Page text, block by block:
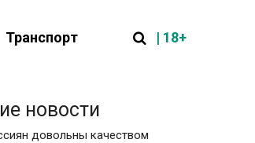
Транспорт | 18+
новости
довольны качеством